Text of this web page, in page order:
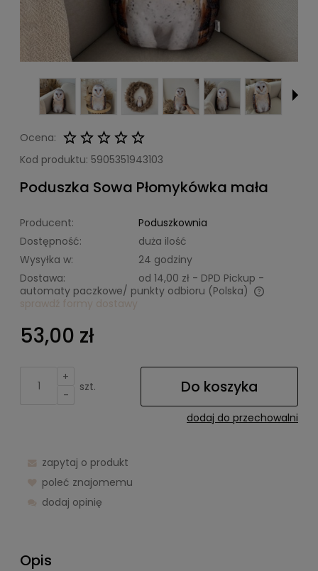
Ocena:
Kod produktu: 5905351943103
Poduszka Sowa Płomykówka mała
Producent:
Poduszkownia
Dostępność:
duża ilość
Wysyłka w:
24 godziny
Dostawa:
od 14,00 zł - DPD Pickup -
automaty paczkowe/ punkty odbioru (Polska)
Cena nie zawiera ewentualnych kosztów płatności
sprawdź formy dostawy
53,00 zł
+
-
szt. Do koszyka
dodaj do przechowalni
zapytaj o produkt
poleć znajomemu
dodaj opinię
Opis